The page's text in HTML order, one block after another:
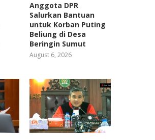
Anggota DPR
Salurkan Bantuan
untuk Korban Puting
Beliung di Desa
Beringin Sumut
August 6, 2026